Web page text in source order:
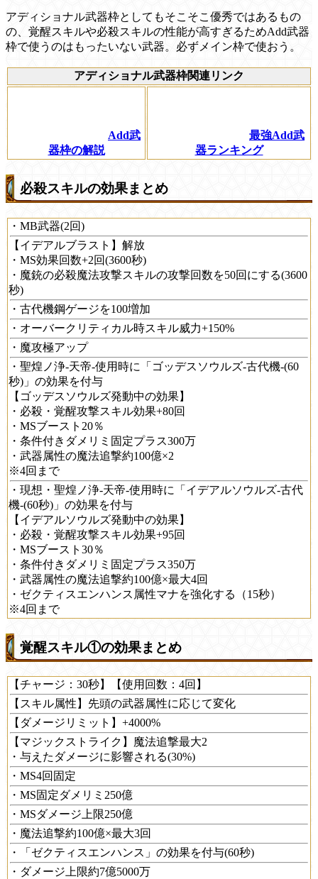
アディショナル武器枠としてもそこそこ優秀ではあるもの
の、覚醒スキルや必殺スキルの性能が高すぎるためAdd武器
枠で使うのはもったいない武器。必ずメイン枠で使おう。
アディショナル武器枠関連リンク
Add武
器枠の解説
最強Add武
器ランキング
必殺スキルの効果まとめ
・MB武器(2回)
【イデアルブラスト】解放
・MS効果回数+2回(3600秒)
・魔銃の必殺魔法攻撃スキルの攻撃回数を50回にする(3600
秒)
・古代機鋼ゲージを100増加
・オーバークリティカル時スキル威力+150%
・魔攻極アップ
・聖煌ノ浄-天帝-使用時に「ゴッデスソウルズ-古代機-(60
秒)」の効果を付与
【ゴッデスソウルズ発動中の効果】
・必殺・覚醒攻撃スキル効果+80回
・MSブースト20％
・条件付きダメリミ固定プラス300万
・武器属性の魔法追撃約100億×2
※4回まで
・現想・聖煌ノ浄-天帝-使用時に「イデアルソウルズ-古代
機-(60秒)」の効果を付与
【イデアルソウルズ発動中の効果】
・必殺・覚醒攻撃スキル効果+95回
・MSブースト30％
・条件付きダメリミ固定プラス350万
・武器属性の魔法追撃約100億×最大4回
・ゼクティスエンハンス属性マナを強化する（15秒）
※4回まで
覚醒スキル①の効果まとめ
【チャージ：30秒】【使用回数：4回】
【スキル属性】先頭の武器属性に応じて変化
【ダメージリミット】+4000%
【マジックストライク】魔法追撃最大2
・与えたダメージに影響される(30%)
・MS4回固定
・MS固定ダメリミ250億
・MSダメージ上限250億
・魔法追撃約100億×最大3回
・「ゼクティスエンハンス」の効果を付与(60秒)
・ダメージ上限約7億5000万